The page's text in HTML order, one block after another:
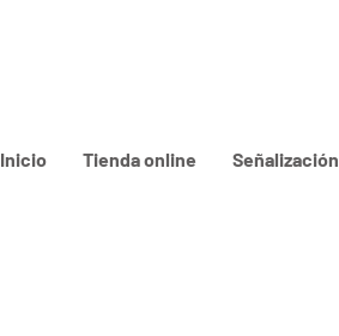
Inicio Tienda online Señalización